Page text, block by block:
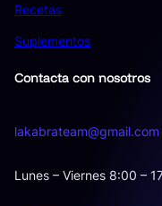
Recetas
Suplementos
Contacta con nosotros
lakabrateam@gmail.com
Lunes – Viernes 8:00 –